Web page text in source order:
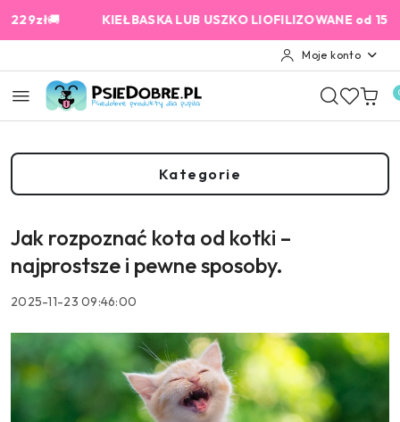
Przejdź do treści głównej
Przejdź do wyszukiwarki
Przejdź do moje konto
Przejdź do menu głównego
Przejdź do stopki
KIEŁBASKA LUB USZKO LIOFILIZOWANE od 159 zł
Moje konto
Kategorie
Jak rozpoznać kota od kotki –
najprostsze i pewne sposoby.
2025-11-23 09:46:00